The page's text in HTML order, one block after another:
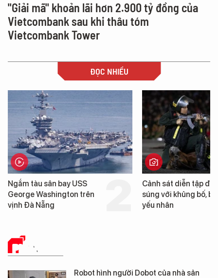
"Giải mã" khoản lãi hơn 2.900 tỷ đồng của
Vietcombank sau khi thâu tóm
Vietcombank Tower
ĐỌC NHIỀU
Cảnh sát diễn tập đấu
súng với khủng bố, bảo vệ
yếu nhân
Cận cảnh chiến hạm
tống tàu sân bay USS
George Washington
PHÂN TÍCH
Robot hình người Dobot của nhà sản